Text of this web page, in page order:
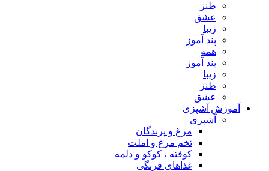
طنز
عشق
زیبا
پند آموز
همه
پند آموز
زیبا
طنز
عشق
آموزش آشپزی
آشپزی
مرغ و پرندگان
تخم مرغ و املت
کوفته ، کوکو و دلمه
غذاهای فرنگی